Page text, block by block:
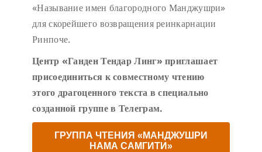
«Называние имен благородного Манджушри»
для скорейшего возвращения реинкарнации
Ринпоче.
Центр «Ганден Тендар Линг» приглашает
присоединиться к совместному чтению
этого драгоценного текста в специально
созданной группе в Телеграм.
ГРУППА ЧТЕНИЯ «МАНДЖУШРИ
НАМА САМГИТИ»